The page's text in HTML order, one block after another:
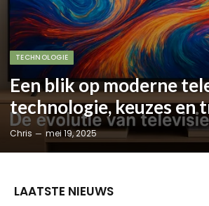
TECHNOLOGIE
Een blik op moderne
technologie, keuzes en
Chris mei 19, 2025
LAATSTE NIEUWS